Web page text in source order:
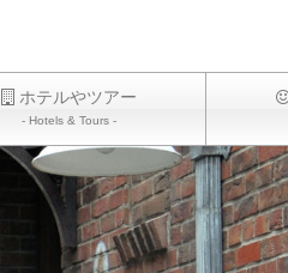
ホテルやツアー
- Hotels & Tours -